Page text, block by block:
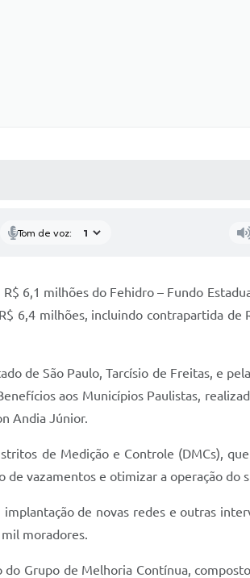
Tom de voz:
6,1 milhões do Fehidro – Fundo
6,4 milhões, incluindo contrapartida de
de São Paulo, Tarcísio de Freitas, e
aos Municípios Paulistas,
Andia Júnior.
de Medição e Controle (DMCs),
vazamentos e otimizar a operação do
de novas redes e outras
moradores.
Grupo de Melhoria Contínua,